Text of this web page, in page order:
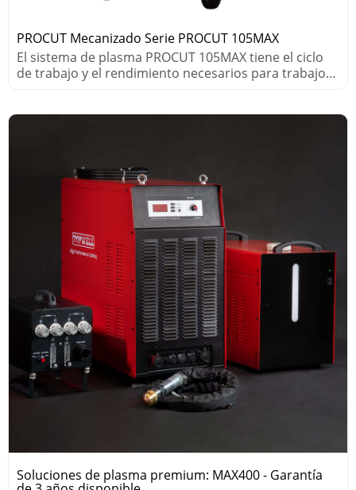
PROCUT Mecanizado Serie PROCUT 105MAX
El sistema de plasma PROCUT 105MAX tiene el ciclo
de trabajo y el rendimiento necesarios para trabajos
Soluciones de plasma premium: MAX400 - Garantía